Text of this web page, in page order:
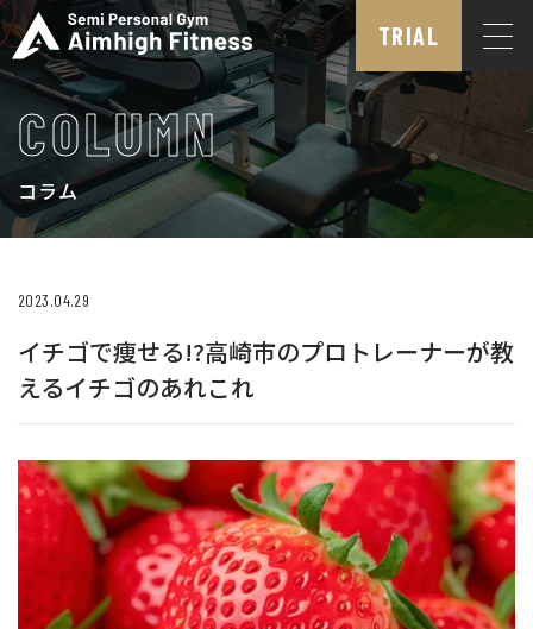
TRIAL
COLUMN
コラム
2023.04.29
イチゴで痩せる!?高崎市のプロトレーナーが教
えるイチゴのあれこれ